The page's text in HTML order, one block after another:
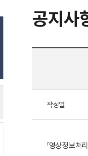
공지사
작성일
「영상정보처